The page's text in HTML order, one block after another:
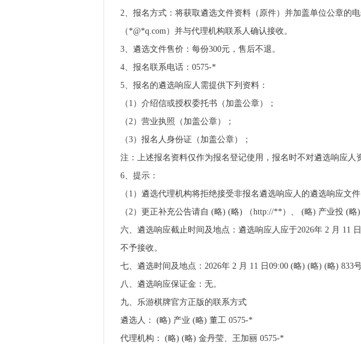
2、报名方式：将获取遴选文件资料（原件）并加盖单位公章的
（*@*q.com）并与代理机构联系人确认接收。
3、遴选文件售价：每份300元，售后不退。
4、报名联系电话：0575-*
5、报名的遴选响应人需提供下列资料：
（1）介绍信或授权委托书（加盖公章）；
（2）营业执照（加盖公章）；
（3）报名人身份证（加盖公章）；
注：上述报名资料仅作为报名登记使用，报名时不对遴选响应人
6、提示：
（1）遴选代理机构将拒绝接受非报名遴选响应人的遴选响应文件
（2）更正补充公告请自 (略) (略) （http://**）、 (略) 产业投 (
六、遴选响应截止时间及地点：遴选响应人应于2026年 2 月 11
不予接收。
七、遴选时间及地点：2026年 2 月 11 日09:00 (略) (略) (略) 833
八、遴选响应保证金：无。
九、乐游棋牌官方正版的联系方式
遴选人： (略) 产业 (略) 董工 0575-*
代理机构： (略) (略) 金丹莹、王加丽 0575-*